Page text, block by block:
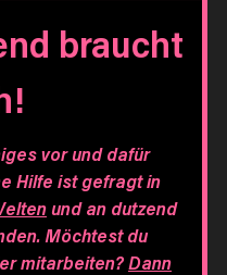
braucht
vor und dafür
Hilfe ist gefragt in
und an dutzend
Möchtest du
mitarbeiten?Dann